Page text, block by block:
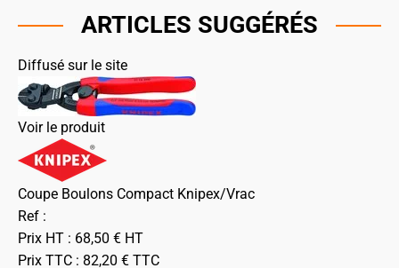
ARTICLES SUGGÉRÉS
Diffusé sur le site
Voir le produit
Coupe Boulons Compact Knipex/Vrac
Ref :
Prix HT : 68,50 € HT
Prix TTC : 82,20 € TTC